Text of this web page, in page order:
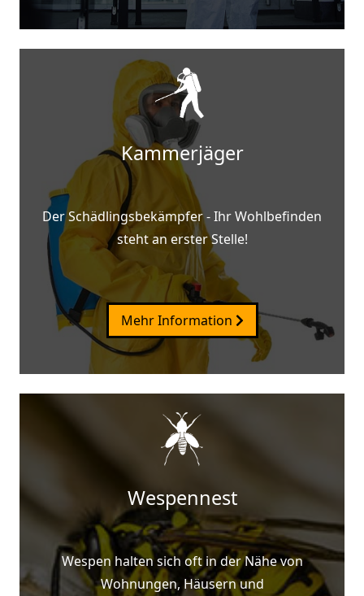
Kammerjäger
Der Schädlingsbekämpfer - Ihr Wohlbefinden
steht an erster Stelle!
Mehr Information
Wespennest
Wespen halten sich oft in der Nähe von
Wohnungen, Häusern und